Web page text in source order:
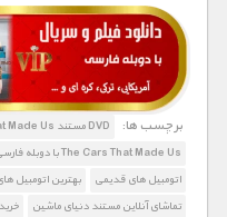
1900 تومان – دانلود قسمت 1 (افزودن به سبد خريد)
1900 تومان – دانلود قسمت 2 (افزودن به سبد خريد)
1900 تومان – دانلود قسمت 3 (افزودن به سبد خريد)
برچسب ها:
DVD مستند The Cars That Made Us
The Cars That Made Us با دوبله فارسی
اتومبیل های قدیمی
بهترین اتومبیل
تماشای آنلاین مستند دنیای ماشین